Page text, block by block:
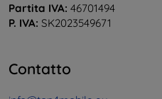
Partita IVA: 46701494
P. IVA: SK2023549671
Contatto